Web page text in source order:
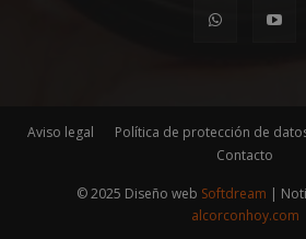
Aviso legal Política de protección de
Contacto
© 2025 Diseño web Softdream |
alcorconhoy.com
Cookies estrictamente
Cookies de
Cookies de
Cookies de